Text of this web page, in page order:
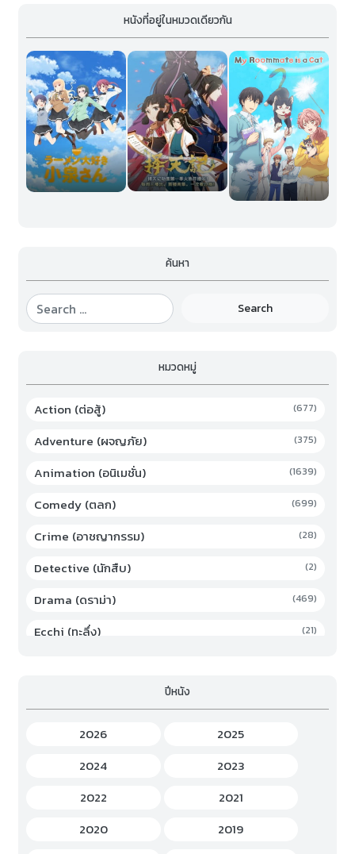
หนังที่อยู่ในหมวดเดียวกัน
ค้นหา
Search
หมวดหมู่
Action (ต่อสู้) (677)
Adventure (ผจญภัย) (375)
Animation (อนิเมชั่น) (1639)
Comedy (ตลก) (699)
Crime (อาชญากรรม) (28)
Detective (นักสืบ) (2)
Drama (ดราม่า) (469)
Ecchi (ทะลึ่ง) (21)
ปีหนัง
2026
2025
2024
2023
2022
2021
2020
2019